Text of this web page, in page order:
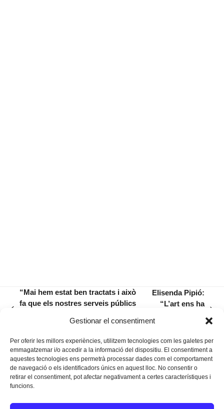
Gestionar el consentiment
Per oferir les millors experiències, utilitzem tecnologies com les galetes per
emmagatzemar i/o accedir a la informació del dispositiu. El consentiment a
aquestes tecnologies ens permetrà processar dades com el comportament
de navegació o els identificadors únics en aquest lloc. No consentir o
retirar el consentiment, pot afectar negativament a certes característiques i
funcions.
“Mai hem estat ben tractats i això
fa que els nostres serveis públics
post:
Elisenda Pipió:
“L’art ens ha
Instagram
Facebook
Twitter